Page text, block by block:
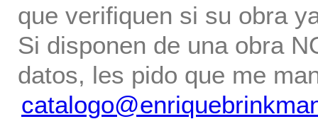
que verifiquen si su obra
Si disponen de una obra
datos, les pido que me